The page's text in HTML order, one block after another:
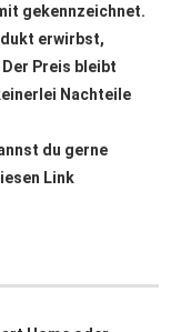
gekennzeichnet.
erwirbst,
Preis bleibt
Nachteile
du gerne
Link